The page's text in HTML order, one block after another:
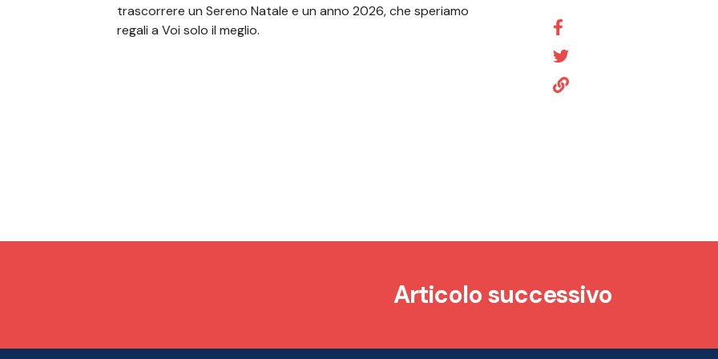
trascorrere un Sereno Natale e un anno 2026, che speriamo
regali a Voi solo il meglio.
Articolo successivo